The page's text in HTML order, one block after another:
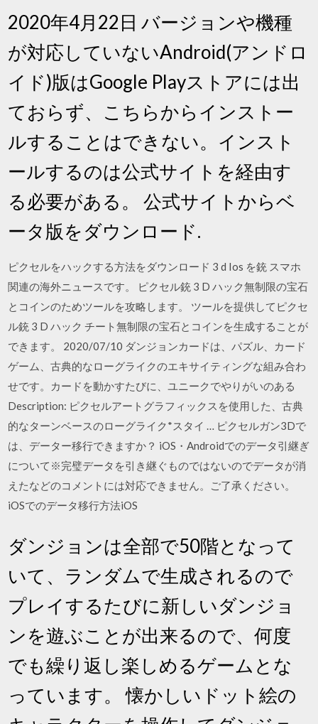
2020年4月22日 バージョンや機種
が対応していないAndroid(アンドロ
イド)版はGoogle Playストアには出
ておらず、こちらからインストー
ルすることはできない。インスト
ールするのは公式サイトを経由す
る必要がある。 公式サイトからベ
ータ版をダウンロード.
ピクセルをハックする方法をダウンロード 3 d Ios を銃 スマホ
関連の海外ニュースです。 ピクセル銃 3 D ハック無制限の宝石
とコインのためツールを攻略します。 ツールを提供してピクセ
ル銃 3 D ハック チート無制限の宝石とコインを生成することが
できます。 2020/07/10 ダンジョンカードは、パズル、カード
ゲーム、古典的なローグライクのエキサイティングな組み合わ
せです。カードを動かすたびに、ユニークでやりがいのある
Description: ピクセルアートグラフィックスを使用した、古典
的なターンベースのローグライク*スタイ … ピクセルガン3Dで
は、データー移行できますか？ iOS・Androidでのデータ引継ぎ
について※完璧データを引き継ぐものではないのでデータが消
えたなどのコメントには対応できません。ご了承ください。
iOSでのデータ移行方法iOS
ダンジョンは全部で50階となって
いて、ランダムで生成されるので
プレイするたびに新しいダンジョ
ンを遊ぶことが出来るので、何度
でも繰り返し楽しめるゲームとな
っています。 懐かしいドット絵の